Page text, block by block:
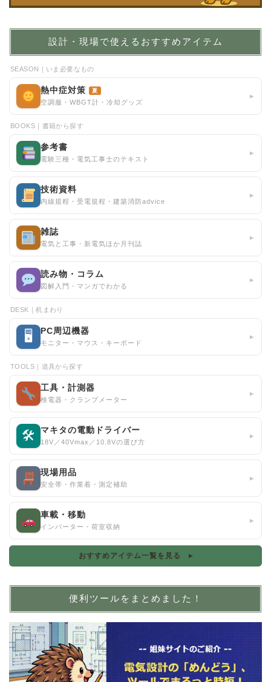
設計・現場で使えるおすすめアイテム
SEASON｜いま必要なもの
熱中症対策 夏
空調服・WBGT計・冷却グッズ
▸
BOOKS｜書籍から探す
参考書
電験三種・電気工事士のテキスト
▸
技術資料
内線規程・受電規程・建築消防advice
▸
雑誌
電気と工事・新電気ほか月刊誌
▸
読み物・コラム
図解入門・マンガでわかる
▸
DESK｜机まわり
🖥 PC周辺機器
モニター・マウス・キーボード
▸
TOOLS｜道具から探す
工具・計測器
検電器・クランプメーター
▸
🛠 マキタの電動ドライバー
18V／40Vmax／10.8Vの選び方
▸
現場用品
安全帯・作業着・測定補助
▸
車載・移動
インバーター・荷室収納
▸
おすすめアイテム一覧を見る ▸
便利ツールをまとめました！